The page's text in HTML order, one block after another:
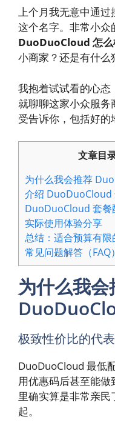
上个月我无意中通
这个名字。非常小
DuoDuoCloud 怎么
小商家？还是有什么
我抱着试试看的心
就聊聊这家小众服
受告诉你，包括好的
文章目
为什么我会推荐
介绍 DuoDuoCloud
DuoDuoCloud 套餐
实际使用体验分享
总结：适合预算有
常见问题解答（FAQ）
为什么我会
极致性价比的代表
DuoDuoCloud 最低
用优惠码后甚至能做
里确实算是非常亲
起。